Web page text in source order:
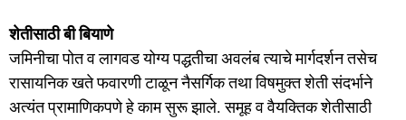
शेतीसाठी बी बियाणे
जमिनीचा पोत व लागवड योग्य पद्धतीचा अवलंब त्याचे मार्गदर्शन तसेच
रासायनिक खते फवारणी टाळून नैसर्गिक तथा विषमुक्त शेती संदर्भाने
अत्यंत प्रामाणिकपणे हे काम सुरू झाले. समूह व वैयक्तिक शेतीसाठी